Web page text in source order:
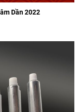
Dần 2022